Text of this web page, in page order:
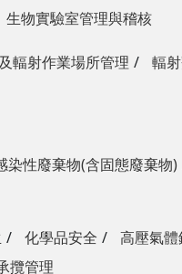
生物實驗室管理與稽核
輻射作業場所管理
輻
染性廢棄物(含固態廢棄物)
化學品安全
高壓氣
攬管理